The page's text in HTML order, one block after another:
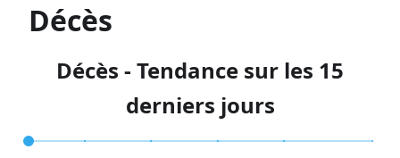
Décès
Décès - Tendance sur les 15
derniers jours